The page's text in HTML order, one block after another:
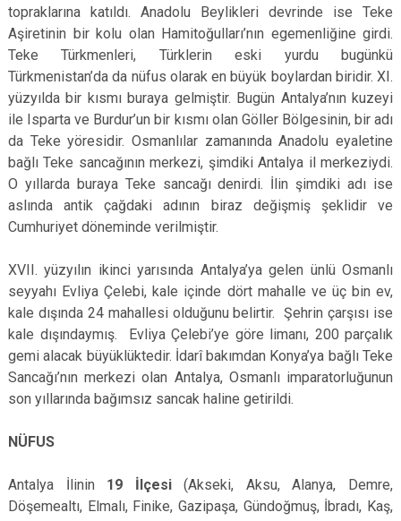
topraklarına katıldı. Anadolu Beylikleri devrinde ise Teke
Aşiretinin bir kolu olan Hamitoğulları’nın egemenliğine girdi.
Teke Türkmenleri, Türklerin eski yurdu bugünkü
Türkmenistan’da da nüfus olarak en büyük boylardan biridir. XI.
yüzyılda bir kısmı buraya gelmiştir. Bugün Antalya’nın kuzeyi
ile Isparta ve Burdur’un bir kısmı olan Göller Bölgesinin, bir adı
da Teke yöresidir. Osmanlılar zamanında Anadolu eyaletine
bağlı Teke sancağının merkezi, şimdiki Antalya il merkeziydi.
O yıllarda buraya Teke sancağı denirdi. İlin şimdiki adı ise
aslında antik çağdaki adının biraz değişmiş şeklidir ve
Cumhuriyet döneminde verilmiştir.
XVII. yüzyılın ikinci yarısında Antalya’ya gelen ünlü Osmanlı
seyyahı Evliya Çelebi, kale içinde dört mahalle ve üç bin ev,
kale dışında 24 mahallesi olduğunu belirtir. Şehrin çarşısı ise
kale dışındaymış. Evliya Çelebi’ye göre limanı, 200 parçalık
gemi alacak büyüklüktedir. İdarî bakımdan Konya’ya bağlı Teke
Sancağı’nın merkezi olan Antalya, Osmanlı imparatorluğunun
son yıllarında bağımsız sancak haline getirildi.
NÜFUS
Antalya İlinin 19 İlçesi(Akseki, Aksu, Alanya, Demre,
Döşemealtı, Elmalı, Finike, Gazipaşa, Gündoğmuş, İbradı, Kaş,